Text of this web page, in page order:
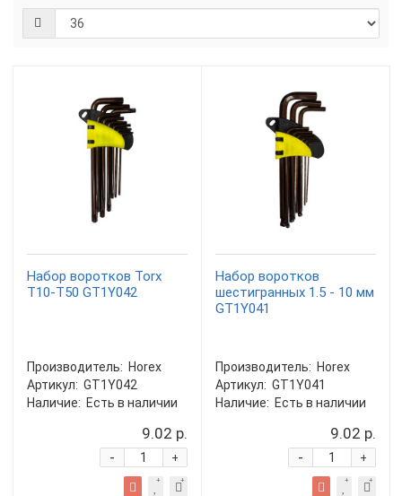
Набор воротков Torx
T10-T50 GT1Y042
Производитель: Horex
Артикул: GT1Y042
Наличие: Есть в наличии
9.02 р.
+
-
Набор воротков
шестигранных 1.5 - 10 мм
GT1Y041
Производитель: Horex
Артикул: GT1Y041
Наличие: Есть в наличии
9.02 р.
+
-